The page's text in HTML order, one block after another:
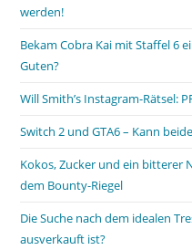
werden!
Bekam Cobra Kai mit Staffel 6
Guten?
Will Smith’s Instagram-Rätsel:
Switch 2 und GTA6 – Kann
Kokos, Zucker und ein bitterer
dem Bounty-Riegel
Die Suche nach dem idealen
ausverkauft ist?